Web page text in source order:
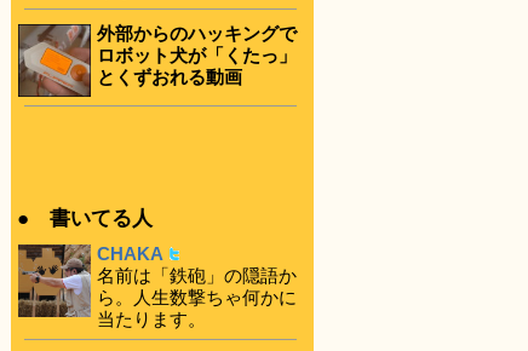
外部からのハッキングで
ロボット犬が「くたっ」
とくずおれる動画
● 書いてる人
CHAKA
名前は「鉄砲」の隠語か
ら。人生数撃ちゃ何かに
当たります。